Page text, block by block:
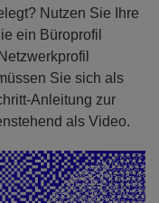
Nutzen Sie Ihre
ein Büroprofil
Sie sich als
Anleitung zur
als Video.